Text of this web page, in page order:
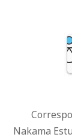
Nakama